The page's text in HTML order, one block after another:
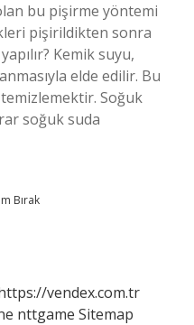
bu pişirme yöntemi
pişirildikten sonra
Kemik suyu,
elde edilir. Bu
temizlemektir. Soğuk
soğuk suda
Bırak
vendex.com.tr
nttgame Sitemap